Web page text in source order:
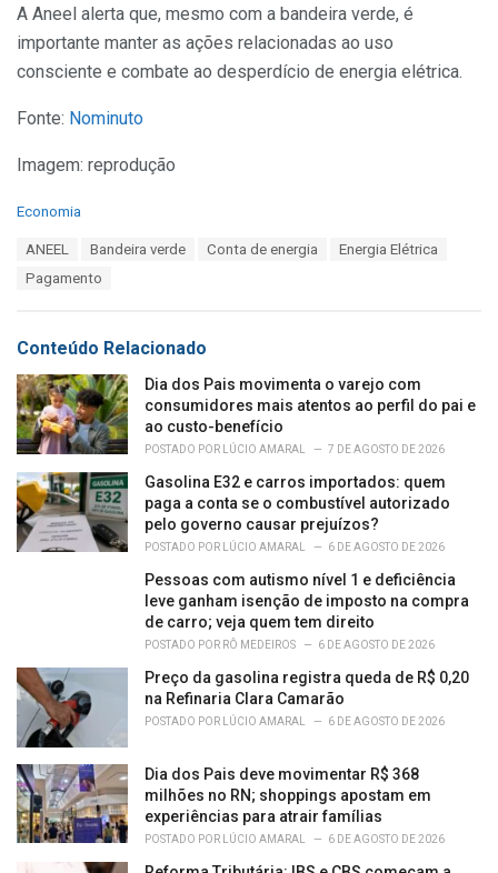
A Aneel alerta que, mesmo com a bandeira verde, é
importante manter as ações relacionadas ao uso
consciente e combate ao desperdício de energia elétrica.
Fonte: Nominuto
Imagem: reprodução
C
i
e
s
:
Economia
ANEEL Bandeira verde Conta de energia
Energia Elétrica
Pagamento
Conteúdo Relacionado
Dia dos Pais movimenta o varejo com
consumidores mais atentos ao perfil do pai e
ao custo-benefício
POSTADO POR LÚCIO AMARAL 7 DE AGOSTO DE 2026
Gasolina E32 e carros importados: quem
paga a conta se o combustível autorizado
pelo governo causar prejuízos?
POSTADO POR LÚCIO AMARAL 6 DE AGOSTO DE 2026
Pessoas com autismo nível 1 e deficiência
leve ganham isenção de imposto na compra
de carro; veja quem tem direito
POSTADO POR RÔ MEDEIROS 6 DE AGOSTO DE 2026
Preço da gasolina registra queda de R$ 0,20
na Refinaria Clara Camarão
POSTADO POR LÚCIO AMARAL 6 DE AGOSTO DE 2026
Dia dos Pais deve movimentar R$ 368
milhões no RN; shoppings apostam em
experiências para atrair famílias
POSTADO POR LÚCIO AMARAL 6 DE AGOSTO DE 2026